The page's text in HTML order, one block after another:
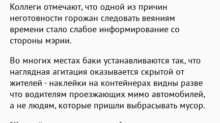
Коллеги отмечают, что одной из причин
неготовности горожан следовать веяниям
времени стало слабое информирование со
стороны мэрии.
Во многих местах баки устанавливаются так, что
наглядная агитация оказывается скрытой от
жителей - наклейки на контейнерах видны разве
что водителям проезжающих мимо автомобилей,
а не людям, которые пришли выбрасывать мусор.